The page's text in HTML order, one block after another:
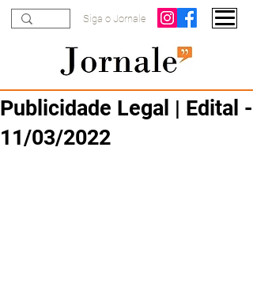
Siga o Jornale
Publicidade Legal | Edital -
11/03/2022